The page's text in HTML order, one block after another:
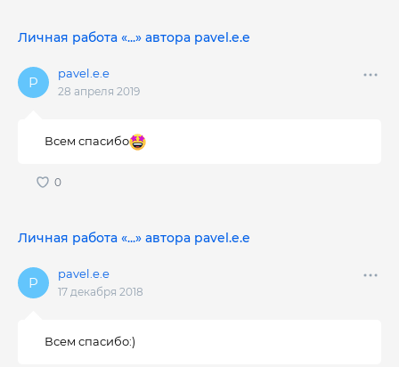
Личная работа «...» автора pavel.e.e
pavel.e.e
28 апреля 2019
Всем спасибо
Личная работа «...» автора pavel.e.e
pavel.e.e
17 декабря 2018
Всем спасибо:)